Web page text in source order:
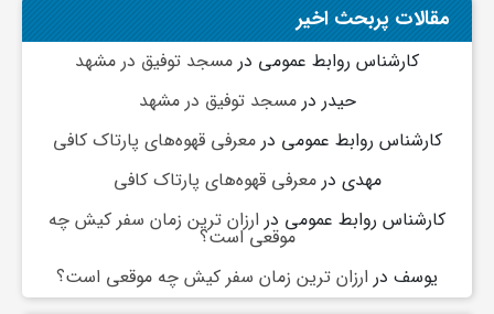
مقالات پربحث اخیر
کارشناس روابط عمومی در مسجد توفیق در مشهد
حیدر درمسجد توفیق در مشهد
کارشناس روابط عمومی درمعرفی قهوه‌های پارتاک کافی
مهدی درمعرفی قهوه‌های پارتاک کافی
کارشناس روابط عمومی در ارزان ترین زمان سفر کیش چه
موقعی است؟
یوسف در ارزان ترین زمان سفر کیش چه موقعی است؟